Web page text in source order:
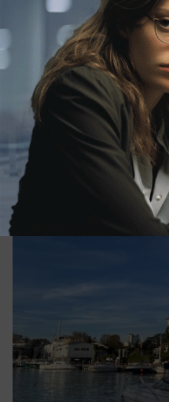
06.06.2026
Общество
Морские рейсы
неожиданно
Направление